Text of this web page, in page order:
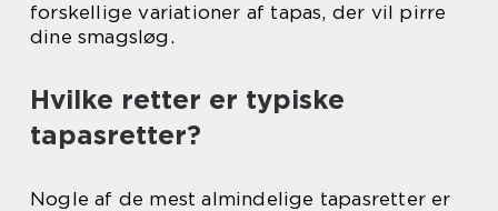
forskellige variationer af tapas, der vil pirre
dine smagsløg.
Hvilke retter er typiske
tapasretter?
Nogle af de mest almindelige tapasretter er